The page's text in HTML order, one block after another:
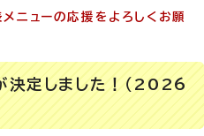
ニューの応援をよろしくお願
決定しました！（2026